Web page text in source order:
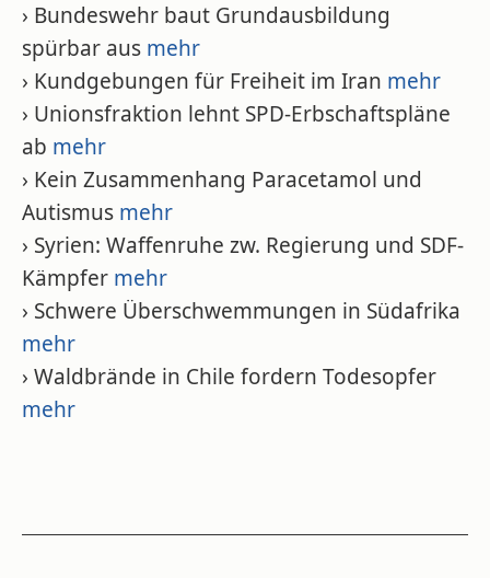
› Bundeswehr baut Grundausbildung
spürbar aus mehr
› Kundgebungen für Freiheit im Iran mehr
› Unionsfraktion lehnt SPD-Erbschaftspläne
ab mehr
› Kein Zusammenhang Paracetamol und
Autismus mehr
› Syrien: Waffenruhe zw. Regierung und SDF-
Kämpfer mehr
› Schwere Überschwemmungen in Südafrika
mehr
› Waldbrände in Chile fordern Todesopfer
mehr